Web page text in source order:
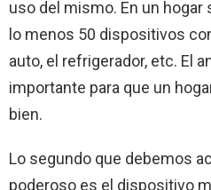
uso del mismo. En un hogar
lo menos 50 dispositivos
auto, el refrigerador, etc. El
importante para que un
bien.
Lo segundo que debemos
poderoso es el dispositivo